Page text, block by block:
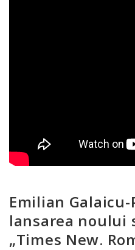
Emilian
lansarea noului
„Times New.